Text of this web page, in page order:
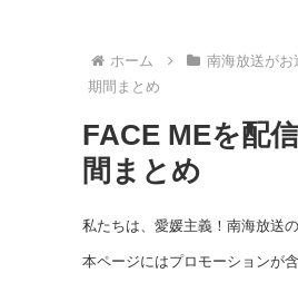
ホーム 南海放送がお
期間まとめ
FACE MEを配
間まとめ
私たちは、愛媛主義！南海放送
本ページにはプロモーションが